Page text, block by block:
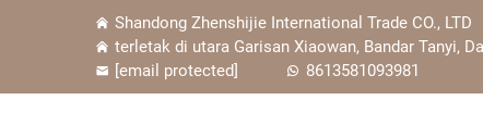
Shandong Zhenshijie International Trade CO., LTD
terletak di utara Garisan Xiaowan, Bandar Tanyi,
[email protected]
8613581093981